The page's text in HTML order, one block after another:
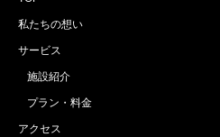
私たちの想い
サービス
施設紹介
プラン・料金
アクセス